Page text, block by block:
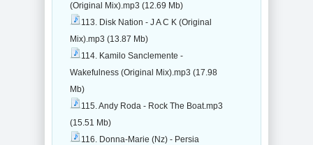
(Original Mix).mp3 (12.69 Mb)
113. Disk Nation - J A C K (Original
Mix).mp3 (13.87 Mb)
114. Kamilo Sanclemente -
Wakefulness (Original Mix).mp3 (17.98
Mb)
115. Andy Roda - Rock The Boat.mp3
(15.51 Mb)
116. Donna-Marie (Nz) - Persia